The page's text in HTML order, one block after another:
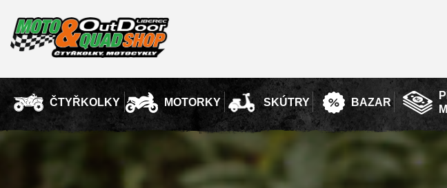
ČTYŘKOLKY MOTORKY SKÚTRY BAZAR